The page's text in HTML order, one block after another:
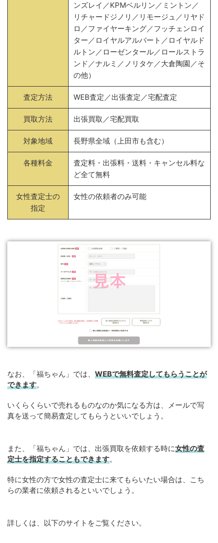
ンズレイ／KPMベルリン／ミントン／
リチャードジノリ／リモージュ／リヤド
ロ／ファイヤーキング／フッチェンロイ
ター／ロイヤルアルバート／ロイヤルド
ルトン／ローゼンタール／ロールストラ
ンド／ナルミ／ノリタケ／大倉陶園／そ
の他）
査定方法 WEB査定／出張査定／宅配査定
買取方法 出張買取／宅配買取
対象地域 長野県全域（上田市も含む）
各種料金
査定料・出張料・送料・キャンセル料な
ど全て無料
女性査定士の
指定
女性の依頼者のみ可能
なお、「福ちゃん」では、 WEBで無料査定してもらうことが
できます。
いくらくらいで売れるものなのか気になる方は、メールで写
真を送って簡易査定してもらうといいでしょう。
また、「福ちゃん」では、出張買取を依頼する時に女性の査
定士を指定することもできます。
特に女性の方で女性の査定士に来てもらいたい場合は、こち
らの業者に依頼されるといいでしょう。
詳しくは、以下のサイトをご覧ください。